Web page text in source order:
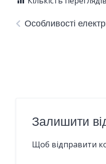
Особливості
Залишити
Щоб відправити